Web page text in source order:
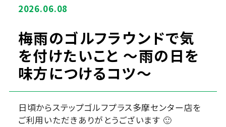
2026.06.08
梅雨のゴルフラウンドで気
を付けたいこと ～雨の日を
味方につけるコツ～
日頃からステップゴルフプラス多摩センター店を
ご利用いただきありがとうございます 🙂